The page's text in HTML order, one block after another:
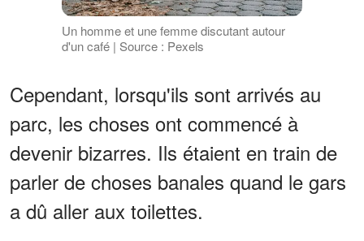
Un homme et une femme discutant autour
d'un café | Source : Pexels
Cependant, lorsqu'ils sont arrivés au
parc, les choses ont commencé à
devenir bizarres. Ils étaient en train de
parler de choses banales quand le gars
a dû aller aux toilettes.